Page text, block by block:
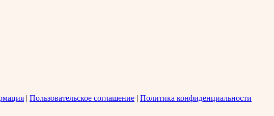
| Пользовательское соглашение | Политика конфиденциальности